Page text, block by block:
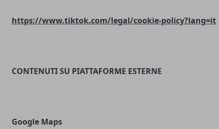
https://www.tiktok.com/legal/cookie-policy?lang=it
CONTENUTI SU PIATTAFORME ESTERNE
Google Maps